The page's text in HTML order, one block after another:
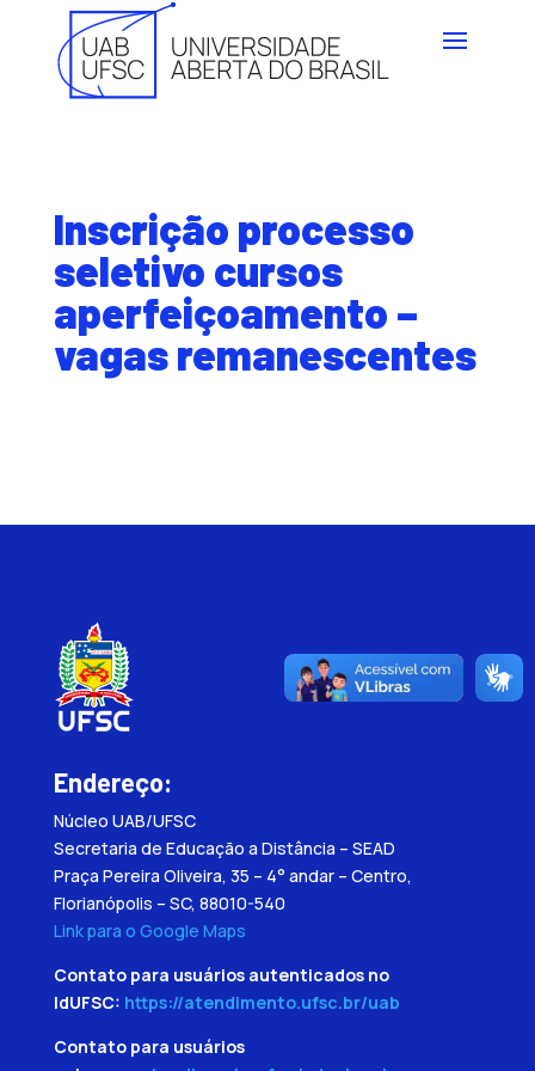
Inscrição processo
seletivo cursos
aperfeiçoamento –
vagas remanescentes
Endereço:
Núcleo UAB/UFSC
Secretaria de Educação a Distância – SEAD
Praça Pereira Oliveira, 35 – 4° andar – Centro,
Florianópolis – SC, 88010-540
Link para o Google Maps
Contato para usuários autenticados no
IdUFSC: https://atendimento.ufsc.br/uab
Contato para usuários